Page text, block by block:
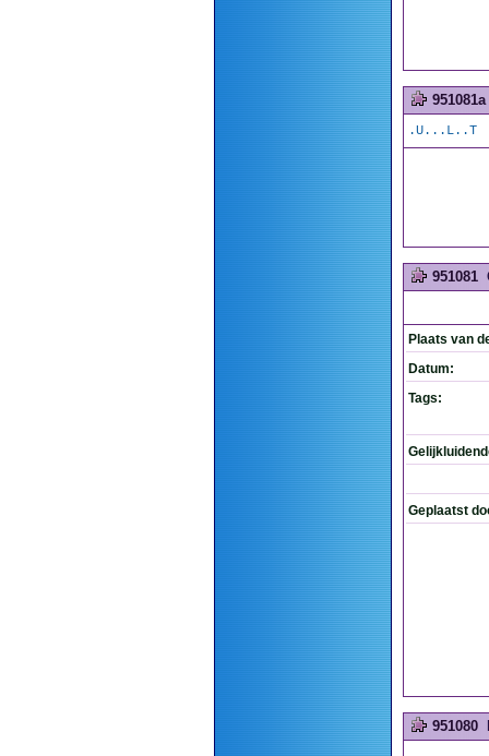
951081a
.U...L..T
951081
Plaats van
Datum:
Tags:
Geplaatst
951080